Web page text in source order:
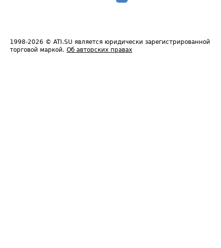
1998-2026 © ATI.SU является юридически зарегистрированной
торговой маркой. Об авторских правах